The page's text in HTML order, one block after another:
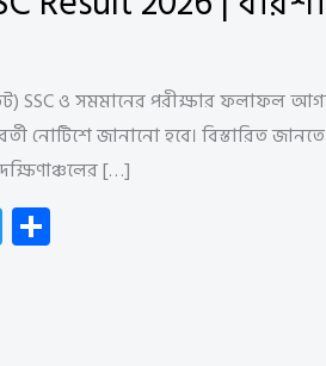
SSC ও সমমানের পরীক্ষার ফলাফল
নোটিশে জানানো হবে।
[…]
T
wi